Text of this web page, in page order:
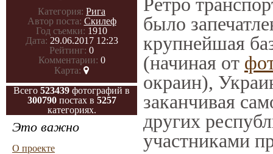
Категория: Рига
Автор поста: Скилеф
Год съемки: 1910
Дата: 29.06.2017 12:23
Рейтинг: 0
Комментарии: 0
Карта:
Всего 523439 фотографий в
300790постах в 5257
категориях.
Это важно
О проекте
было
крупнейшая
(начиная от
окраин),
заканчивая
других
участниками